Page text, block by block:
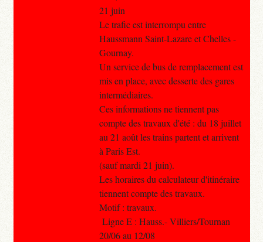
21 juin
Le trafic est interrompu entre
Haussmann Saint-Lazare et Chelles -
Gournay.
Un service de bus de remplacement est
mis en place, avec desserte des gares
intermédiaires.
Ces informations ne tiennent pas
compte des travaux d'été : du 18 juillet
au 21 août les trains partent et arrivent
à Paris Est.
(sauf mardi 21 juin).
Les horaires du calculateur d'itinéraire
tiennent compte des travaux.
Motif : travaux.
Ligne E : Hauss.- Villiers/Tournan
20/06 au 12/08